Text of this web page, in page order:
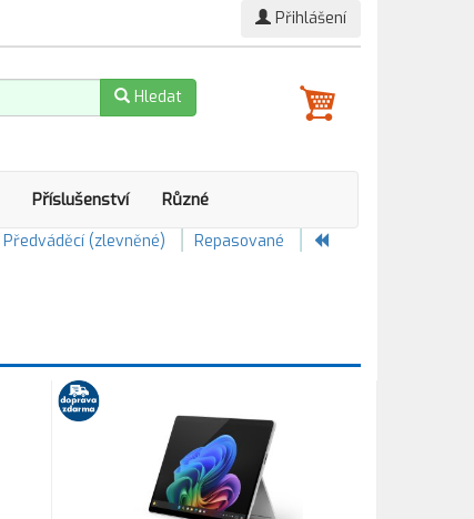
Přihlášení
Hledat
Příslušenství Různé
Předváděcí (zlevněné) Repasované